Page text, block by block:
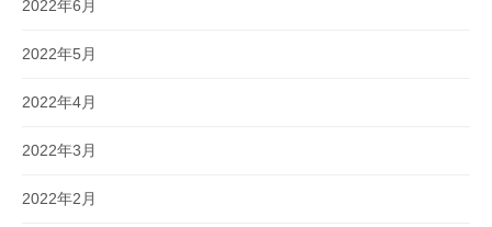
2022年6月
2022年5月
2022年4月
2022年3月
2022年2月